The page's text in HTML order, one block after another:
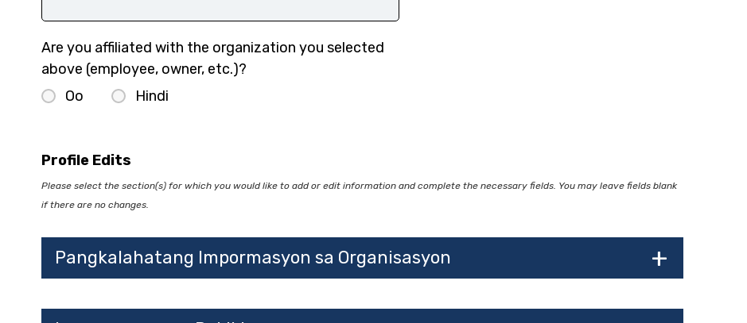
Are you affiliated with the organization you selected
above (employee, owner, etc.)?
Oo
Hindi
Profile Edits
Please select the section(s) for which you would like to add or edit information and complete the necessary fields. You may leave fields blank
if there are no changes.
Pangkalahatang Impormasyon sa Organisasyon